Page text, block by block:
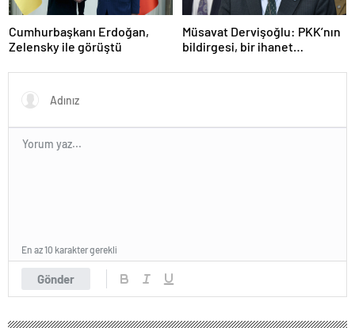
Cumhurbaşkanı Erdoğan,
Zelensky ile görüştü
Müsavat Dervişoğlu: PKK’nın
bildirgesi, bir ihanet
Gönder
En az 10 karakter gerekli